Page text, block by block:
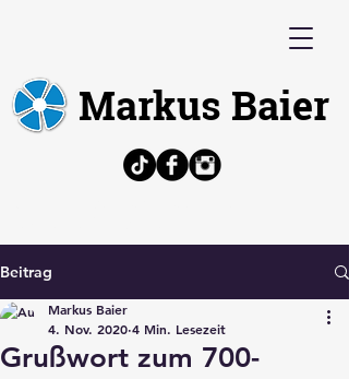
Markus Baier
Beitrag
Grußwort zum 700-
Markus Baier
4. Nov. 2020 4 Min. Lesezeit